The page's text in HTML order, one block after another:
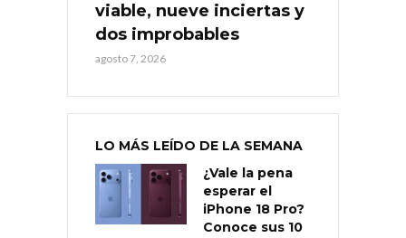
viable, nueve inciertas y
dos improbables
agosto 7, 2026
LO MÁS LEÍDO DE LA SEMANA
¿Vale la pena
esperar el
iPhone 18 Pro?
Conoce sus 10